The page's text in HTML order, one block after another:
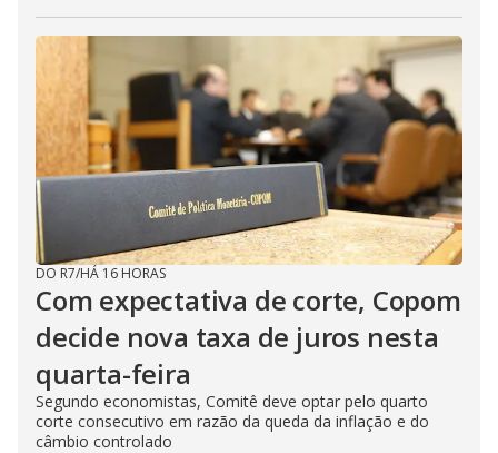
DO R7/HÁ 16 HORAS
Com expectativa de corte, Copom
decide nova taxa de juros nesta
quarta-feira
Segundo economistas, Comitê deve optar pelo quarto
corte consecutivo em razão da queda da inflação e do
câmbio controlado